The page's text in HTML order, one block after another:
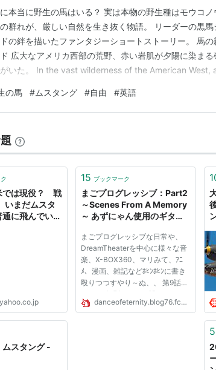
本当に野生の馬はいる？ 実は本物の野生種はモウコ
群れが、厳しい自然を生き抜く物語。 リーダーの黒
の絆を描いたファンタジーショートストーリー。 馬
広大なアメリカ西部の荒野、赤い岩肌が夕陽に染ま
いた。 In the vast wilderness of the American
の馬 #ムスタング #自由 #英語
では現役？ 戦
いまだムスタ
に飛んでいる
15 ブックマーク
まごプログレッシブ：Part2
～Scenes From A Memory
～ あずにゃん使用のギタ
(OCR) ムスタングが大人気
だそうです。
まごプログレッシブな日常や、
DreamTheaterを中心に様々な音
楽、X-BOX360、マリみて、ｱﾆ
ﾒ、漫画、雑記などﾎﾋﾝﾎﾋﾝに書き
殴りつつすやり～ぬ、、 第9話よ
りOPに個別カットが設けられた
あずにゃんこと中野梓（15）ちゃ
danceofeternity.blog76.fc2.com
ムスタング -
5